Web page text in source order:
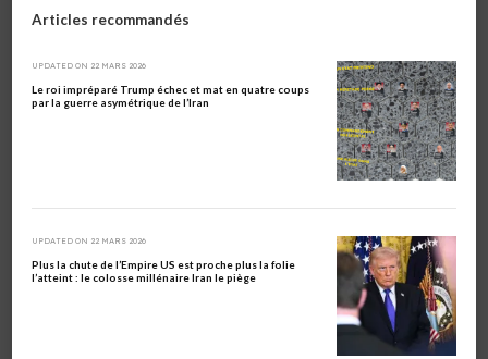
Articles recommandés
UPDATED ON 22 MARS 2026
Le roi impréparé Trump échec et mat en quatre coups
par la guerre asymétrique de l’Iran
UPDATED ON 22 MARS 2026
Plus la chute de l’Empire US est proche plus la folie
l’atteint : le colosse millénaire Iran le piège